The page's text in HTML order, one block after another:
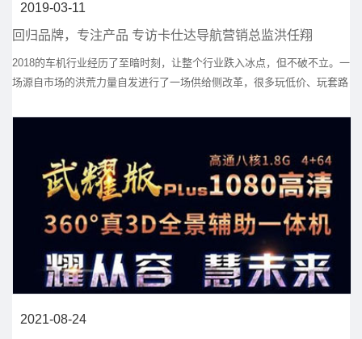
2019-03-11
回归品牌，专注产品 专访卡仕达导航营销总监洪任翔
2018的车机行业经历了至暗时刻，让整个行业跌入冰点，但不破不立。一
场源自市场的洪荒力量自发进行了一场供给侧改革，很多玩低价、玩套路
车机厂商审时度势提出回归品牌，专注产品，逐渐成为市场主流共识。在
任翔，请他谈谈卡仕达导航的品牌新生之路。
2021-08-24